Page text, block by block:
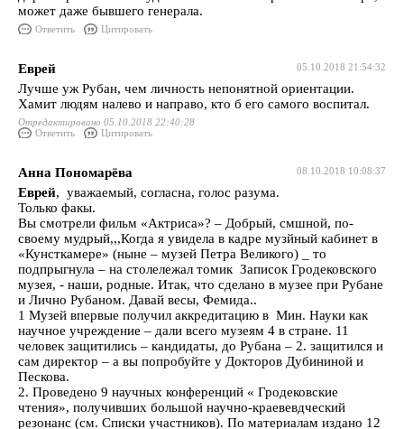
может даже бывшего генерала.
Ответить Цитировать
05.10.2018 21:54:32
Еврей
Лучше уж Рубан, чем личность непонятной ориентации.
Хамит людям налево и направо, кто б его самого воспитал.
Отредактировано 05.10.2018 22:40:28
Ответить
Цитировать
08.10.2018 10:08:37
Анна Пономарёва
Еврей, уважаемый, согласна, голос разума.
Только факы.
Вы смотрели фильм «Актриса»? – Добрый, смшной, по-
своему мудрый,,,Когда я увидела в кадре музйный кабинет в
«Кунсткамере» (ныне – музей Петра Великого) _ то
подпрыгнула – на столележал томик Записок Гродековского
музея, - наши, родные. Итак, что сделано в музее при Рубане
и Лично Рубаном. Давай весы, Фемида..
1 Музей впервые получил аккредитацию в Мин. Науки как
научное учреждение – дали всего музеям 4 в стране. 11
человек защитились – кандидаты, до Рубана – 2. защитился и
сам директор – а вы попробуйте у Докторов Дубининой и
Пескова.
2. Проведено 9 научных конференций « Гродековские
чтения», получивших большой научно-краевевдческий
резонанс (см. Списки участников). По материалам издано 12